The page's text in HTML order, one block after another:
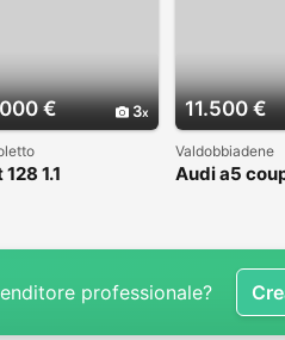
€ 3
1.1
11.500 €
Valdobbiadene
Audi a5
professionale?